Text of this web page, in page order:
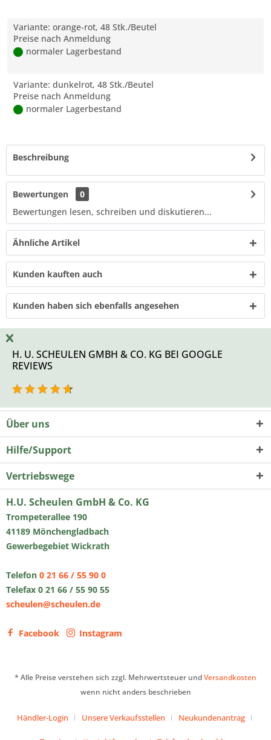
Variante: orange-rot, 48 Stk./Beutel
Preise nach Anmeldung
normaler Lagerbestand
Variante: dunkelrot, 48 Stk./Beutel
Preise nach Anmeldung
normaler Lagerbestand
Beschreibung
Bewertungen
0
Bewertungen lesen, schreiben und diskutieren...
Ähnliche Artikel
Kunden kauften auch
Kunden haben sich ebenfalls angesehen
H. U. SCHEULEN GMBH & CO. KG BEI GOOGLE
REVIEWS
Über uns
Hilfe/Support
Vertriebswege
H.U. Scheulen GmbH & Co. KG
Trompeterallee 190
41189 Mönchengladbach
Gewerbegebiet Wickrath
Telefon 0 21 66 / 55 90 0
Telefax 0 21 66 / 55 90 55
scheulen@scheulen.de
Facebook Instagram
* Alle Preise verstehen sich zzgl. Mehrwertsteuer undVersandkosten
wenn nicht anders beschrieben
Händler-Login Unsere Verkaufsstellen Neukundenantrag